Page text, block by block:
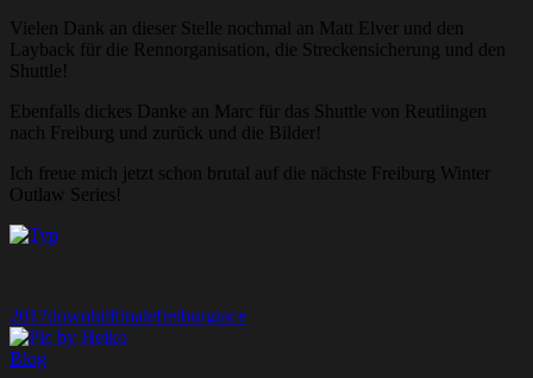
Vielen Dank an dieser Stelle nochmal an Matt Elver und den
Layback für die Rennorganisation, die Streckensicherung und den
Shuttle!
Ebenfalls dickes Danke an Marc für das Shuttle von Reutlingen
nach Freiburg und zurück und die Bilder!
Ich freue mich jetzt schon brutal auf die nächste Freiburg Winter
Outlaw Series!
2017downhillfinalefreiburgrace
Blog